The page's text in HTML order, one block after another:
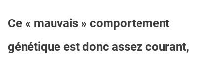
Ce « mauvais » comportement
génétique est donc assez courant,